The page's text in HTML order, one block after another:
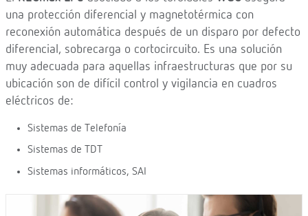
una protección diferencial y magnetotérmica con
reconexión automática después de un disparo por defecto
diferencial, sobrecarga o cortocircuito. Es una solución
muy adecuada para aquellas infraestructuras que por su
ubicación son de difícil control y vigilancia en cuadros
eléctricos de:
Sistemas de Telefonía
Sistemas de TDT
Sistemas informáticos, SAI